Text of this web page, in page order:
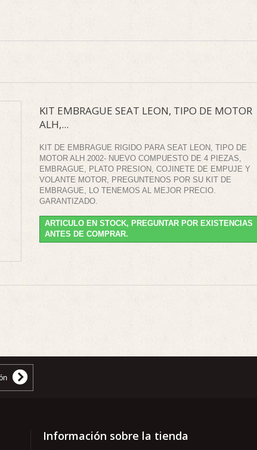
KIT EMBRAGUE SEAT LEON, TIPO DE MOTOR
ALH,...
KIT DE EMBRAGUE RIGIDO PARA SEAT LEON, TIPO DE
MOTOR ALH 2002- NUEVO COMPUESTO DE 4 PIEZAS,
EMBRAGUE, PLATO PRESION, COJINETE DE EMPUJE Y
VOLANTE MOTOR, PREGUNTENOS POR SU KIT DE
EMBRAGUE, LO TENEMOS AL MEJOR PRECIO.
GARANTIZADO.
ARTICULO EN STOCK, PREGUNTAR POR EXISTENCIAS
ANTES DE COMPRAR.
Información sobre la tienda